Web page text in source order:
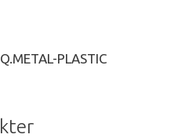
PLASTIC